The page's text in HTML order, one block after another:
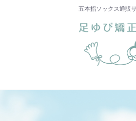
五本指ソックス通販